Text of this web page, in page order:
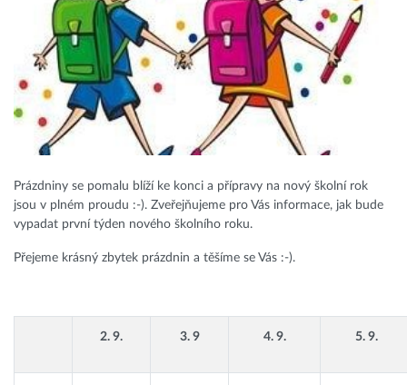
Prázdniny se pomalu blíží ke konci a přípravy na nový školní rok
jsou v plném proudu :-). Zveřejňujeme pro Vás informace, jak bude
vypadat první týden nového školního roku.
Přejeme krásný zbytek prázdnin a těšíme se Vás :-).
2. 9. 3. 9 4. 9. 5. 9.